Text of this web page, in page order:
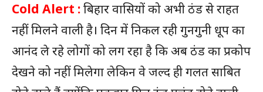
Cold Alert :बिहार वासियों को अभी ठंड से राहत
नहीं मिलने वाली है। दिन में निकल रही गुनगुनी धूप का
आनंद ले रहे लोगों को लग रहा है कि अब ठंड का प्रकोप
देखने को नहीं मिलेगा लेकिन वे जल्द ही गलत साबित